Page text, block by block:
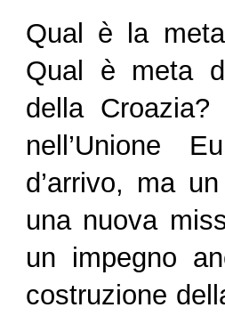
Qual è la
Qual è meta
della
nell’Unione
d’arrivo, ma
una nuova
un impegno
costruzione